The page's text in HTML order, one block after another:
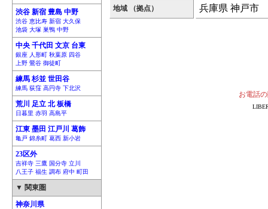
渋谷 新宿 豊島 中野
渋谷 恵比寿 新宿 大久保
池袋 大塚 巣鴨 中野
中央 千代田 文京 台東
銀座 人形町 秋葉原 四谷
上野 鶯谷 御徒町
練馬 杉並 世田谷
練馬 荻窪 高円寺 下北沢
荒川 足立 北 板橋
日暮里 赤羽 高島平
江東 墨田 江戸川 葛飾
亀戸 錦糸町 葛西 新小岩
23区外
吉祥寺 三鷹 国分寺 立川
八王子 福生 調布 府中 町田
▼ 関東圏
神奈川県
地域 （拠点） 兵庫県 神戸市
お電話